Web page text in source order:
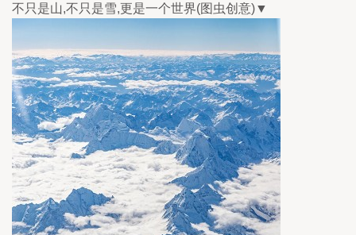
不只是山,不只是雪,更是一个世界(图虫创意)▼